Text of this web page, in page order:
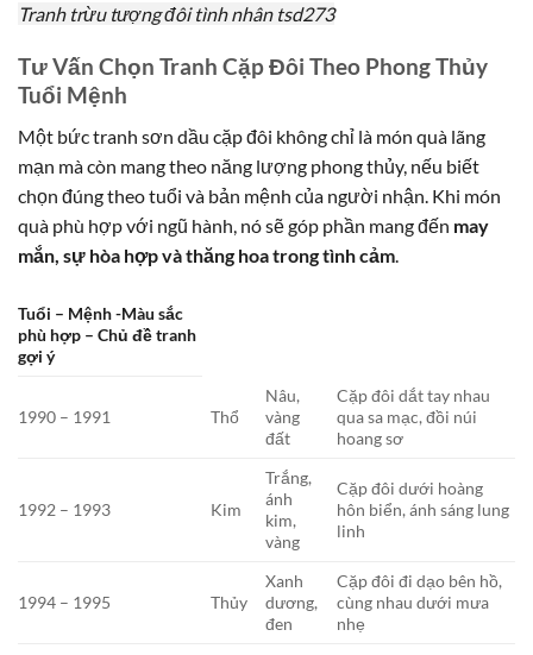
Tranh trừu tượng đôi tình nhân tsd273
Tư Vấn Chọn Tranh Cặp Đôi Theo Phong Thủy
Tuổi Mệnh
Một bức tranh sơn dầu cặp đôi không chỉ là món quà lãng
mạn mà còn mang theo năng lượng phong thủy, nếu biết
chọn đúng theo tuổi và bản mệnh của người nhận. Khi món
quà phù hợp với ngũ hành, nó sẽ góp phần mang đến may
mắn, sự hòa hợp và thăng hoa trong tình cảm.
Tuổi – Mệnh -Màu sắc
phù hợp – Chủ đề tranh
gợi ý
1990 – 1991 Thổ
Nâu,
vàng
đất
Cặp đôi dắt tay nhau
qua sa mạc, đồi núi
hoang sơ
1992 – 1993 Kim
Trắng,
ánh
kim,
vàng
Cặp đôi dưới hoàng
hôn biển, ánh sáng lung
linh
1994 – 1995 Thủy
Xanh
dương,
đen
Cặp đôi đi dạo bên hồ,
cùng nhau dưới mưa
nhẹ